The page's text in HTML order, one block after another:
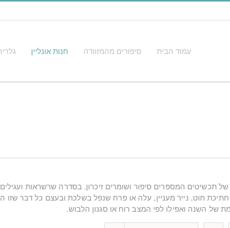
עמוד הבית סיפורים מהמזוודה חנות אונליין
תכשיטים המספרים סיפור ושומרים זיכרון. בסדרה שרשראות
חתיכת חוט, נייר מעניין, עלה או פרח שנפל בשלכת ובעצם כל דבר
של השנה ואפילו לפי המצב רוח או סגנון הלבוש.